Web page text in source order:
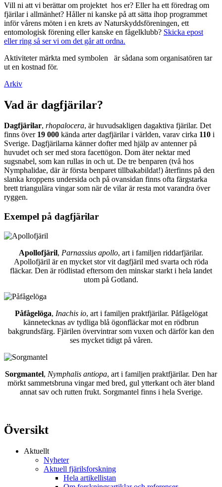
Vill ni att vi berättar om projektet hos er? Eller ha ett föredrag om
fjärilar i allmänhet? Håller ni kanske på att sätta ihop programmet
inför vårens möten i en krets av Naturskyddsföreningen, ett
entomologisk förening eller kanske en fågelklubb? Skicka epost
eller ring så ser vi om det går att ordna.
Aktiviteter märkta med symbolen
är sådana som organisatören tar
ut en kostnad för.
Arkiv
Vad är dagfjärilar?
Dagfjärilar, rhopalocera, är huvudsakligen dagaktiva fjärilar. Det
finns över 19 000 kända arter dagfjärilar i världen, varav cirka 110 i
Sverige. Dagfjärilarna känner dofter med hjälp av antenner på
huvudet och ser med stora facettögon. Dom äter nektar med
sugsnabel, som kan rullas in och ut. De tre benparen (två hos
Nymphalidae, där är första benparet tillbakabildat!) återfinns på den
slanka kroppens undersida och på ovansidan finns ofta färgstarka
brett triangulära vingar som när de vilar är resta mot varandra över
ryggen.
Exempel på dagfjärilar
Apollofjäril, Parnassius apollo, art i familjen riddarfjärilar.
Apollofjäril är en mycket stor vit dagfjäril med svarta och röda
fläckar. Den är rödlistad eftersom den minskar starkt i hela landet
utom på Gotland.
Påfågelöga, Inachis io, art i familjen praktfjärilar. Påfågelögat
kännetecknas av tydliga blå ögonfläckar mot en rödbrun
bakgrundsfärg. Fjärilen övervintrar som vuxen och därför kan den
ses mycket tidigt på våren.
Sorgmantel, Nymphalis antiopa, art i familjen praktfjärilar. Den har
mörkt sammetsbruna vingar med bred, gul ytterkant och äter bland
annat sav och rutten frukt. Sorgmantel finns i hela Sverige.
Översikt
Aktuellt
Nyheter
Aktuell fjärilsforskning
Hela artikellistan